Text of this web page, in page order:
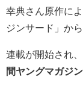
幸典さん原作に
ジンサード」から
連載が開始され
間ヤングマガジ